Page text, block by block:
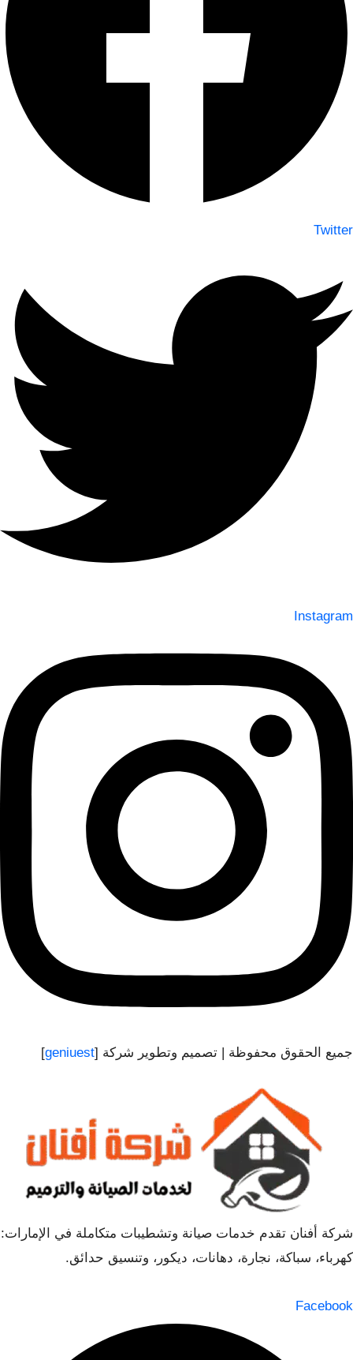
Twitter
Instagram
جميع الحقوق محفوظة | تصميم وتطوير شركة [geniuest
]
شركة أفنان تقدم خدمات صيانة وتشطيبات متكاملة في الإمارات:
كهرباء، سباكة، نجارة، دهانات، ديكور، وتنسيق حدائق.
Facebook